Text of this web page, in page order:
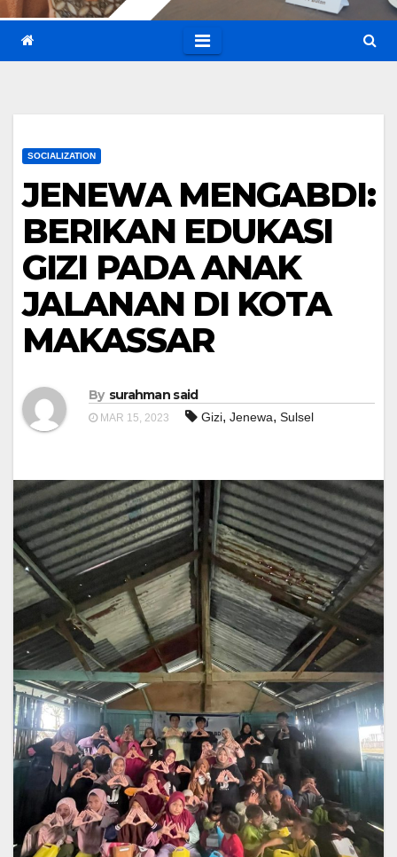
SOCIALIZATION
JENEWA MENGABDI:
BERIKAN EDUKASI
GIZI PADA ANAK
JALANAN DI KOTA
MAKASSAR
By surahman said
MAR 15, 2023 Gizi, Jenewa, Sulsel